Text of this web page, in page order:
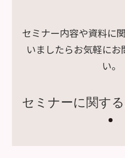
セミナー内容や資料に
いましたらお気軽にお
い。
セミナーに関す